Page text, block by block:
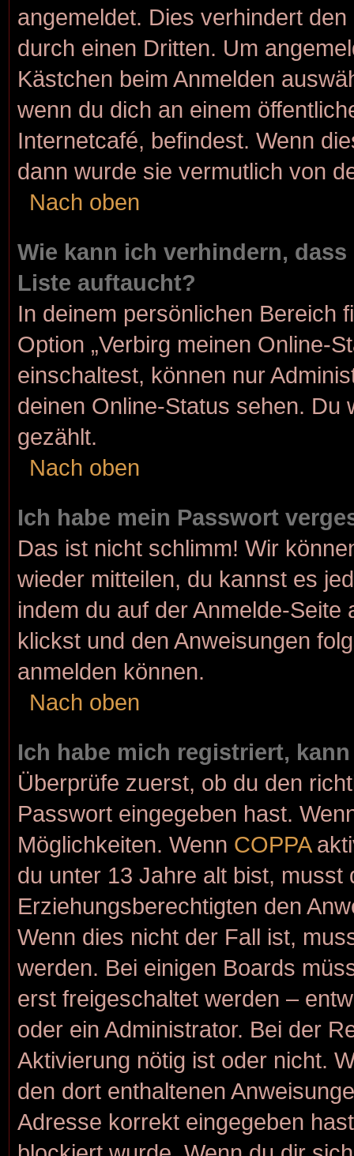
angemeldet. Dies verhindert
durch einen Dritten. Um
Kästchen beim Anmelden
wenn du dich an einem
Internetcafé, befindest. Wenn
dann wurde sie vermutlich von
Nach oben
Wie kann ich verhindern,
Liste auftaucht?
In deinem persönlichen Bereich
Option „Verbirg meinen Online-
einschaltest, können nur
deinen Online-Status sehen.
gezählt.
Nach oben
Ich habe mein Passwort
Das ist nicht schlimm! Wir
wieder mitteilen, du kannst es
indem du auf der Anmelde-Seite
klickst und den Anweisungen
anmelden können.
Nach oben
Ich habe mich registriert,
Überprüfe zuerst, ob du den
Passwort eingegeben hast.
Möglichkeiten. Wenn COPPA
du unter 13 Jahre alt bist,
Erziehungsberechtigten den
Wenn dies nicht der Fall ist,
werden. Bei einigen Boards
erst freigeschaltet werden –
oder ein Administrator. Bei der
Aktivierung nötig ist oder nicht.
den dort enthaltenen
Adresse korrekt eingegeben